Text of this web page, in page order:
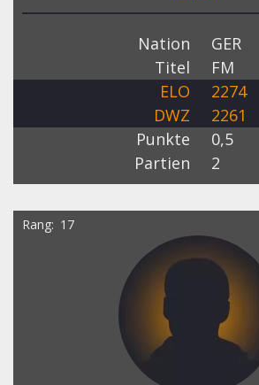
Nation
GER
Titel
FM
ELO
2274
DWZ
2261
Punkte
0,5
Partien
2
Rang 17